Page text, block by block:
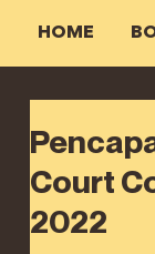
HOME
Court
2022